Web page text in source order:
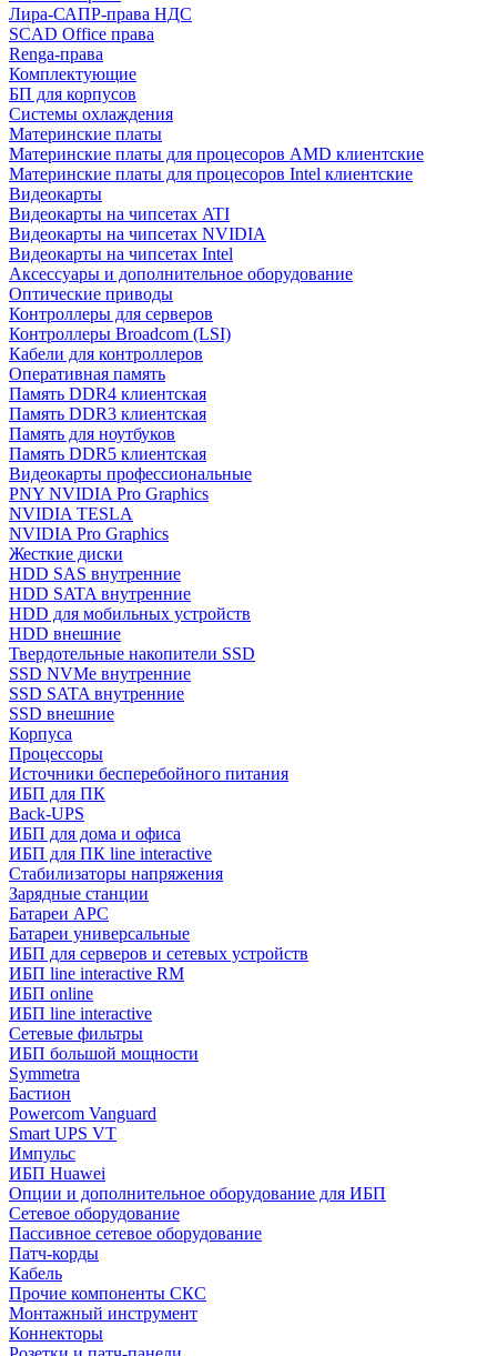
Лира-САПР-права НДС
SCAD Office права
Renga-права
Комплектующие
БП для корпусов
Системы охлаждения
Материнские платы
Материнские платы для процесоров AMD клиентские
Материнские платы для процесоров Intel клиентские
Видеокарты
Видеокарты на чипсетах ATI
Видеокарты на чипсетах NVIDIA
Видеокарты на чипсетах Intel
Аксессуары и дополнительное оборудование
Оптические приводы
Контроллеры для серверов
Контроллеры Broadcom (LSI)
Кабели для контроллеров
Оперативная память
Память DDR4 клиентская
Память DDR3 клиентская
Память для ноутбуков
Память DDR5 клиентская
Видеокарты профессиональные
PNY NVIDIA Pro Graphics
NVIDIA TESLA
NVIDIA Pro Graphics
Жесткие диски
HDD SAS внутренние
HDD SATA внутренние
HDD для мобильных устройств
HDD внешние
Твердотельные накопители SSD
SSD NVMe внутренние
SSD SATA внутренние
SSD внешние
Корпуса
Процессоры
Источники бесперебойного питания
ИБП для ПК
Back-UPS
ИБП для дома и офиса
ИБП для ПК linе interactive
Стабилизаторы напряжения
Зарядные станции
Батареи APC
Батареи универсальные
ИБП для серверов и сетевых устройств
ИБП line interactive RM
ИБП online
ИБП linе interactive
Сетевые фильтры
ИБП большой мощности
Symmetra
Бастион
Powercom Vanguard
Smart UPS VT
Импульс
ИБП Huawei
Опции и дополнительное оборудование для ИБП
Сетевое оборудование
Пассивное сетевое оборудование
Патч-корды
Кабель
Прочие компоненты СКС
Монтажный инструмент
Коннекторы